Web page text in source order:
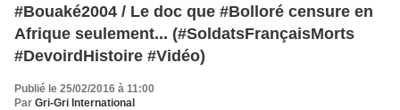
#Bouaké2004 / Le doc que #Bolloré censure en
Afrique seulement... (#SoldatsFrançaisMorts
#DevoirdHistoire #Vidéo)
Publié le 25/02/2016 à 11:00
Par Gri-Gri International